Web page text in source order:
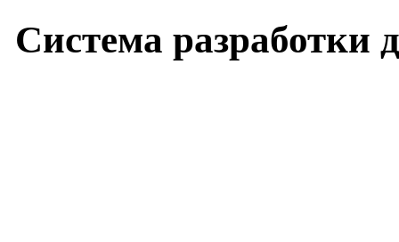
Система разработки